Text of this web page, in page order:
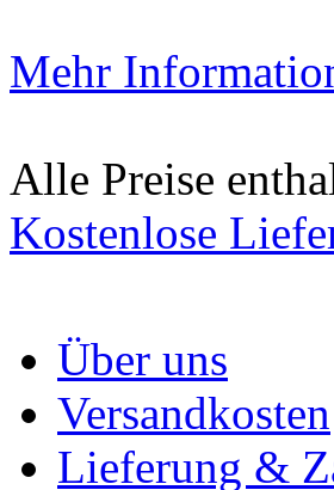
Mehr
Alle Preise
Kostenlose
Über uns
Versandkosten
Lieferung &